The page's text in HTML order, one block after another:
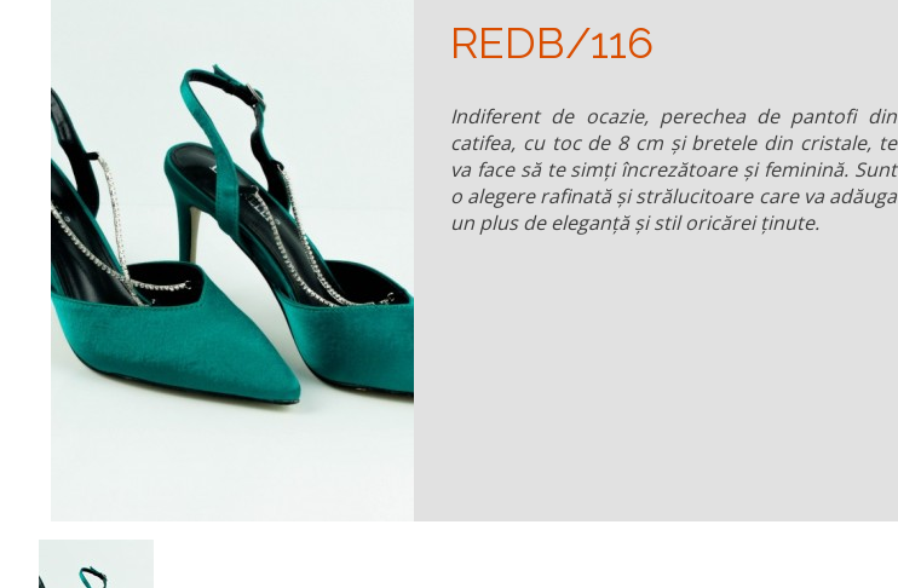
REDB/116
Indiferent de ocazie, perechea de pantofi din
catifea, cu toc de 8 cm și bretele din cristale, te
va face să te simți încrezătoare și feminină. Sunt
o alegere rafinată și strălucitoare care va adăuga
un plus de eleganță și stil oricărei ținute.